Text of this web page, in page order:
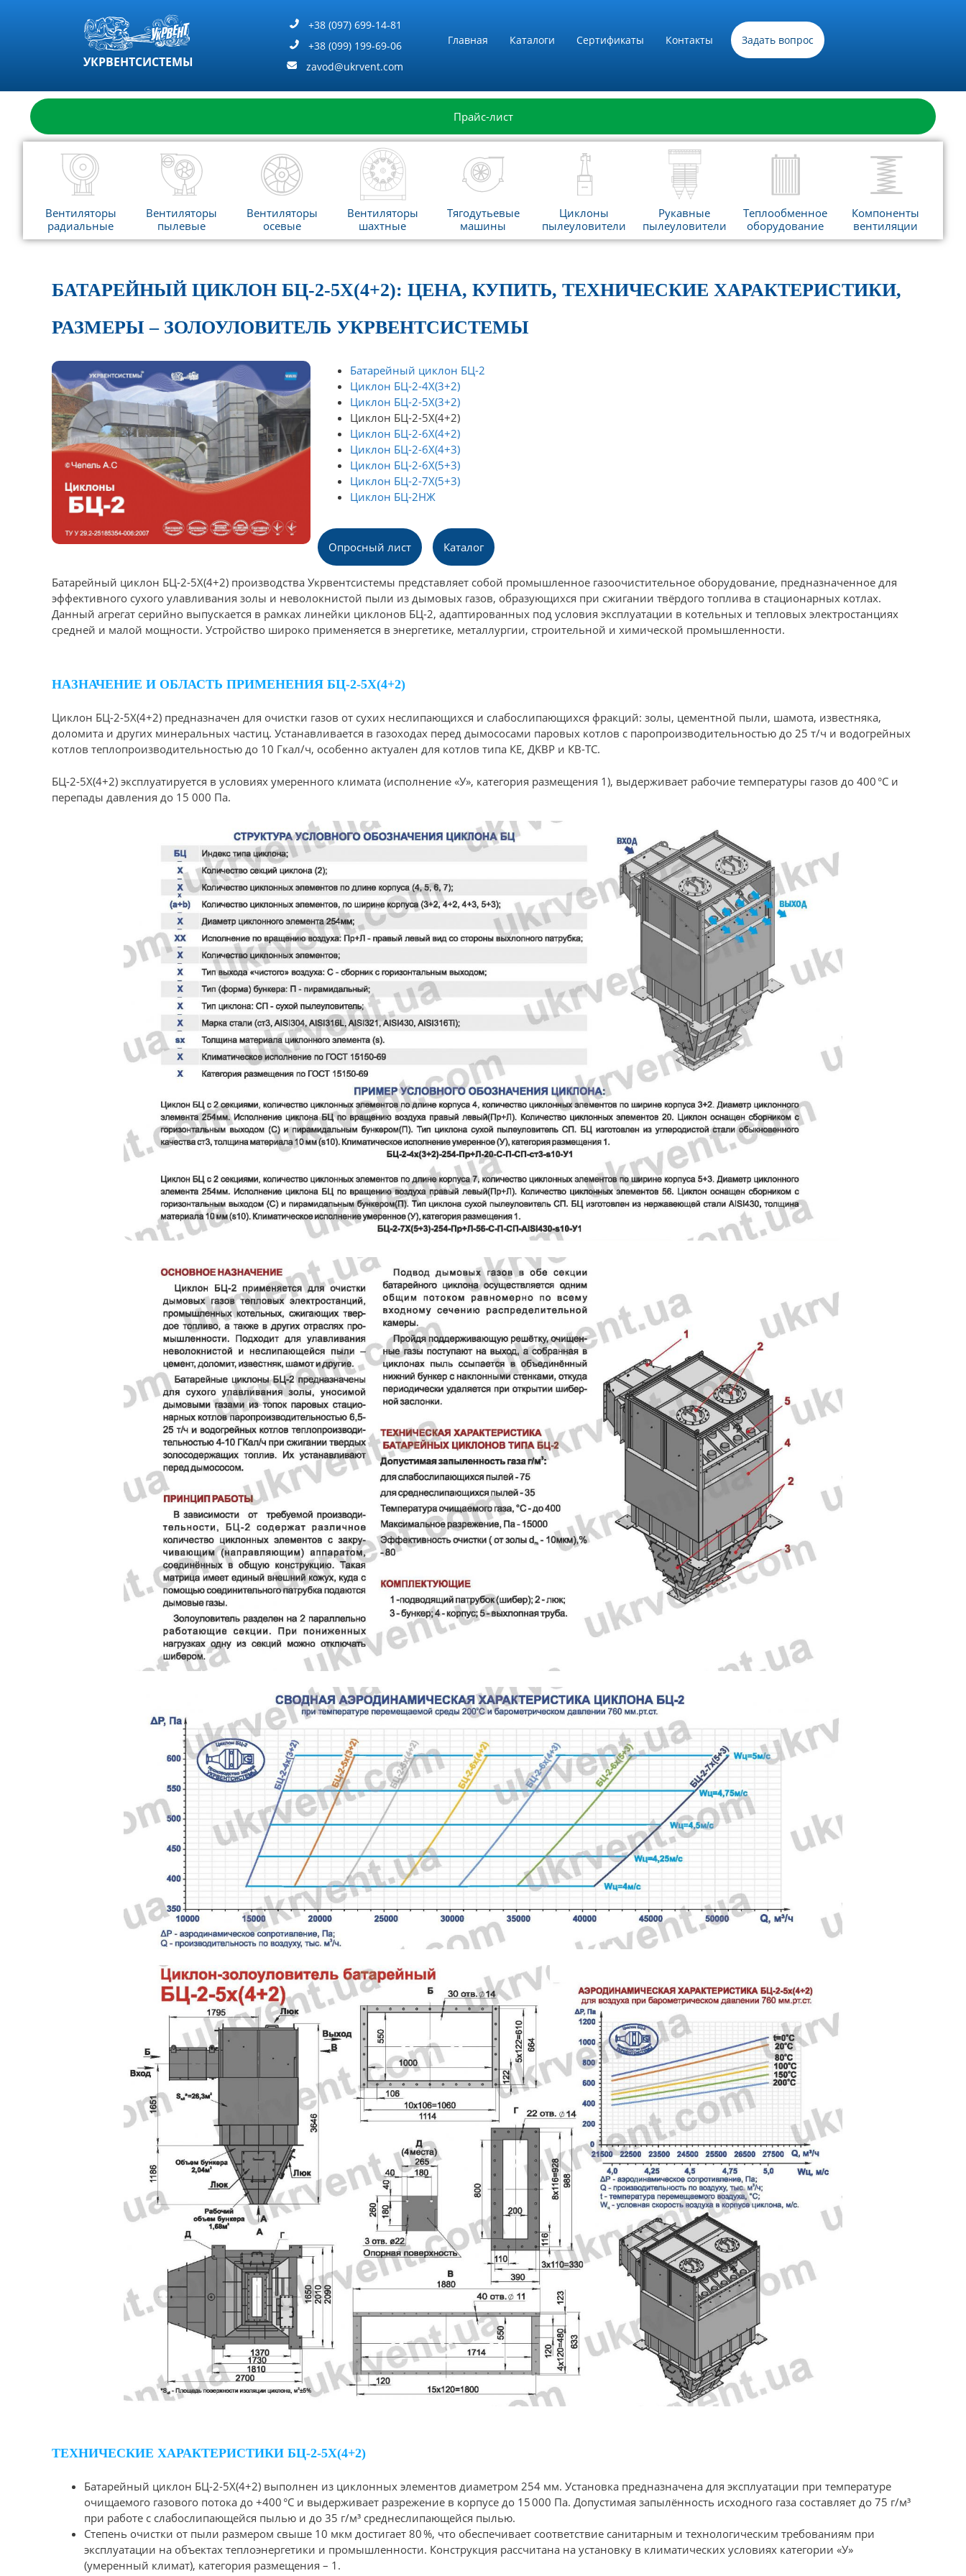
УКРВЕНТСИСТЕМЫ
+38 (097) 699-14-81
+38 (099) 199-69-06
zavod@ukrvent.com
Главная Каталоги Сертификаты Контакты Задать вопрос
Прайс-лист
Вентиляторы
радиальные
Вентиляторы
пылевые
Вентиляторы
осевые
Вентиляторы
шахтные
Тягодутьевые
машины
Циклоны
пылеуловители
Рукавные
пылеуловители
Теплообменное
оборудование
Компоненты
вентиляции
БАТАРЕЙНЫЙ ЦИКЛОН БЦ-2-5Х(4+2): ЦЕНА, КУПИТЬ, ТЕХНИЧЕСКИЕ ХАРАКТЕРИСТИКИ,
РАЗМЕРЫ – ЗОЛОУЛОВИТЕЛЬ УКРВЕНТСИСТЕМЫ
Батарейный циклон БЦ-2
Циклон БЦ-2-4Х(3+2)
Циклон БЦ-2-5Х(3+2)
Циклон БЦ-2-5Х(4+2)
Циклон БЦ-2-6Х(4+2)
Циклон БЦ-2-6Х(4+3)
Циклон БЦ-2-6Х(5+3)
Циклон БЦ-2-7Х(5+3)
Циклон БЦ-2НЖ
Опросный лист Каталог
Батарейный циклон БЦ-2-5Х(4+2) производства Укрвентсистемы представляет собой промышленное газоочистительное оборудование, предназначенное для
эффективного сухого улавливания золы и неволокнистой пыли из дымовых газов, образующихся при сжигании твёрдого топлива в стационарных котлах.
Данный агрегат серийно выпускается в рамках линейки циклонов БЦ-2, адаптированных под условия эксплуатации в котельных и тепловых электростанциях
средней и малой мощности. Устройство широко применяется в энергетике, металлургии, строительной и химической промышленности.
НАЗНАЧЕНИЕ И ОБЛАСТЬ ПРИМЕНЕНИЯ БЦ-2-5Х(4+2)
Циклон БЦ-2-5Х(4+2) предназначен для очистки газов от сухих неслипающихся и слабослипающихся фракций: золы, цементной пыли, шамота, известняка,
доломита и других минеральных частиц. Устанавливается в газоходах перед дымососами паровых котлов с паропроизводительностью до 25 т/ч и водогрейных
котлов теплопроизводительностью до 10 Гкал/ч, особенно актуален для котлов типа КЕ, ДКВР и КВ-ТС.
БЦ-2-5Х(4+2) эксплуатируется в условиях умеренного климата (исполнение «У», категория размещения 1), выдерживает рабочие температуры газов до 400 °C и
перепады давления до 15 000 Па.
ТЕХНИЧЕСКИЕ ХАРАКТЕРИСТИКИ БЦ-2-5Х(4+2)
Батарейный циклон БЦ-2-5Х(4+2) выполнен из циклонных элементов диаметром 254 мм. Установка предназначена для эксплуатации при температуре
очищаемого газового потока до +400 °С и выдерживает разрежение в корпусе до 15 000 Па. Допустимая запылённость исходного газа составляет до 75 г/м³
при работе с слабослипающейся пылью и до 35 г/м³ среднеслипающейся пылью.
Степень очистки от пыли размером свыше 10 мкм достигает 80 %, что обеспечивает соответствие санитарным и технологическим требованиям при
эксплуатации на объектах теплоэнергетики и промышленности. Конструкция рассчитана на установку в климатических условиях категории «У»
(умеренный климат), категория размещения – 1.